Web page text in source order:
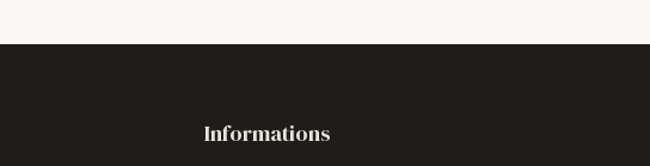
Informations